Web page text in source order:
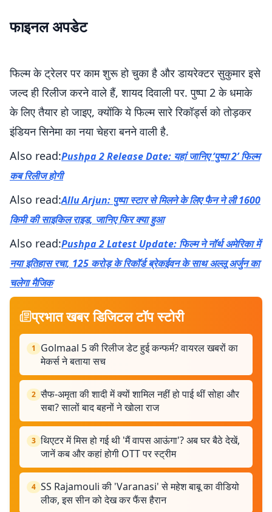
फाइनल अपडेट
फिल्म के ट्रेलर पर काम शुरू हो चुका है और डायरेक्टर सुकुमार इसे
जल्द ही रिलीज करने वाले हैं, शायद दिवाली पर. पुष्पा 2 के धमाके
के लिए तैयार हो जाइए, क्योंकि ये फिल्म सारे रिकॉर्ड्स को तोड़कर
इंडियन सिनेमा का नया चेहरा बनने वाली है.
Also read:Pushpa 2 Release Date: यहां जानिए ‘पुष्पा 2’ फिल्म
कब रिलीज होगी
Also read:Allu Arjun: पुष्पा स्टार से मिलने के लिए फैन ने ली 1600
किमी की साइकिल राइड, जानिए फिर क्या हुआ
Also read:Pushpa 2 Latest Update: फिल्म ने नॉर्थ अमेरिका में
नया इतिहास रचा, 125 करोड़ के रिकॉर्ड ब्रेकईवन के साथ अल्लू अर्जुन का
चलेगा मैजिक
प्रभात खबर डिजिटल टॉप स्टोरी
1
Golmaal 5 की रिलीज डेट हुई कन्फर्म? वायरल खबरों का
मेकर्स ने बताया सच
2 सैफ-अमृता की शादी में क्यों शामिल नहीं हो पाई थीं सोहा और
सबा? सालों बाद बहनों ने खोला राज
3 थिएटर में मिस हो गई थी 'मैं वापस आऊंगा'? अब घर बैठे देखें,
जानें कब और कहां होगी OTT पर स्ट्रीम
4 SS Rajamouli की 'Varanasi' से महेश बाबू का वीडियो
लीक, इस सीन को देख कर फैंस हैरान